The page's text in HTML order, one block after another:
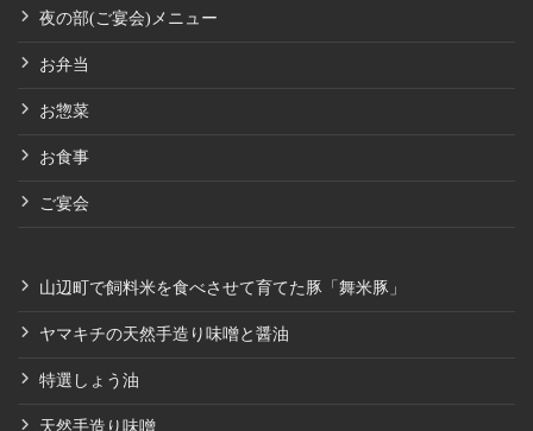
夜の部(ご宴会)メニュー
お弁当
お惣菜
お食事
ご宴会
山辺町で飼料米を食べさせて育てた豚「舞米豚」
ヤマキチの天然手造り味噌と醤油
特選しょう油
天然手造り味噌